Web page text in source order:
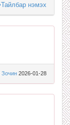
Тайлбар нэмэх
Зочин 2026-01-28